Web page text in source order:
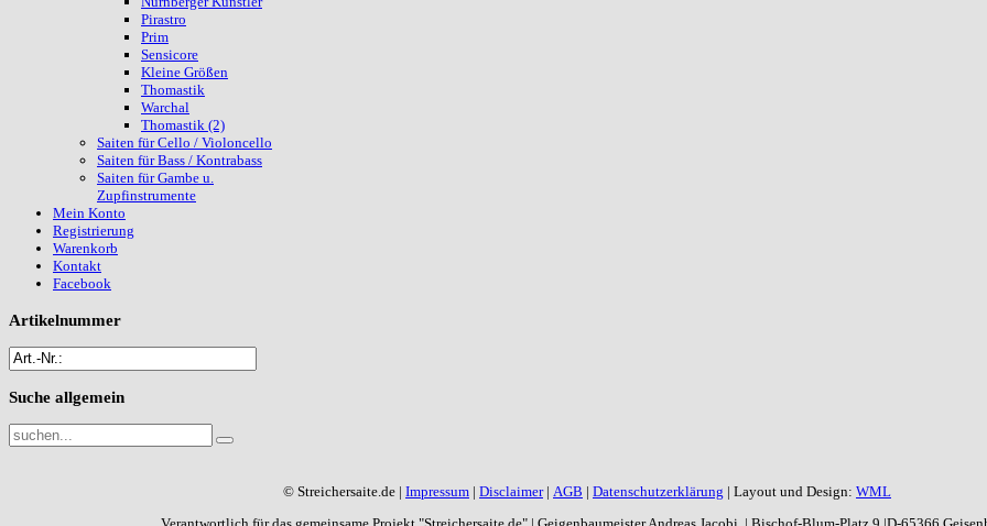
Pirastro
Prim
Sensicore
Kleine Größen
Thomastik
Warchal
Thomastik (2)
Saiten für Cello / Violoncello
Saiten für Bass / Kontrabass
Saiten für Gambe u.
Zupfinstrumente
Mein Konto
Registrierung
Warenkorb
Kontakt
Facebook
Artikelnummer
Suche allgemein
© Streichersaite.de | Impressum | Disclaimer| AGB | Datenschutzerklärung | Layout und Design: WML